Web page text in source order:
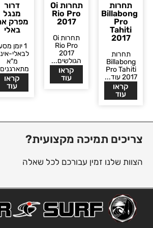
תחרות
Billabong
Pro
Tahiti
2017
תחרות
Billabong
Pro Tahiti
2017 עוד...
קראו
עוד
תחרות Oi
Rio Pro
2017
תחרות Oi
Rio Pro
2017
הגולשים...
קראו
עוד
דרור
מנגל
מפרק
באלי
1 יומן
לבאלי-
מ"א
קראו
עוד
צריכים תמיכה מקצועית?
הצוות שלנו זמין עבורכם לכל שאלה